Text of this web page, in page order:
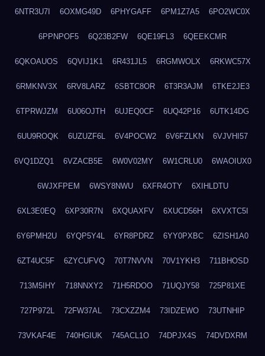
6NTR3U7I 6OXMG49D 6PHYGAFF 6PM1Z7A5 6PO2WC0X
6PPNPOF5 6Q23B2FW 6QE19FL3 6QEEKCMR
6QKOAUOS 6QVIJ1K1 6R431JL5 6RGMWOLX 6RKWC57X
6RMKNV3X 6RV8LARZ 6SBTC8OR 6T3R3AJM 6TKE2JE3
6TPRWJZM 6U06OJTH 6UJEQ0CF 6UQ42P16 6UTK14DG
6UU9ROQK 6UZUZF6L 6V4POCW2 6V6FZLKN 6VJVHI57
6VQ1DZQ1 6VZACB5E 6W0V02MY 6W1CRLU0 6WAOIUX0
6WJXFPEM 6WSY8NWU 6XFR4OTY 6XIHLDTU
6XL3E0EQ 6XP30R7N 6XQUAXFV 6XUCD56H 6XVXTC5I
6Y6PMH2U 6YQP5Y4L 6YR8PDRZ 6YY0PXBC 6ZISH1A0
6ZT4UC5F 6ZYCUFVQ 70T7NVVN 70V1YKH3 711BHOSD
713M5IHY 718NNXY2 71H5RDOO 71UQJY58 725P81XE
727P972L 72FW37AL 73CXZZM4 73IDZEWO 73UTNHIP
73VKAF4E 740HGIUK 745ACL1O 74DPJX4S 74DVDXRM